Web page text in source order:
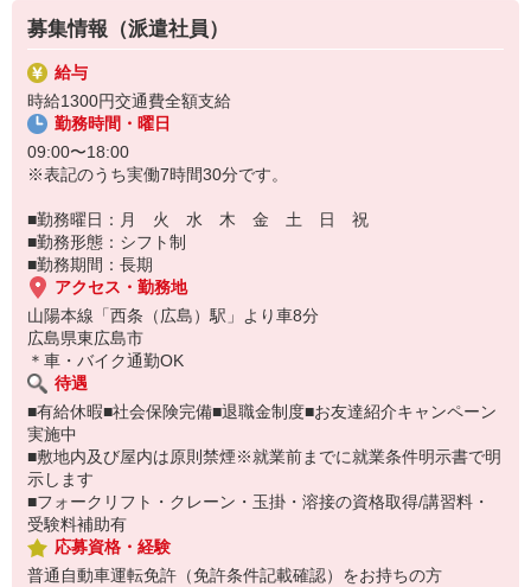
登録方法は、【オンライン】【電話】【登録会来場】の3つから
選べます♪
★★履歴書・証明写真は不要！★★
また、ご登録済の方はお仕事の紹介がスムーズです。
ご応募お待ちしています。
募集情報（派遣社員）
給与
時給1300円交通費全額支給
勤務時間・曜日
09:00〜18:00
※表記のうち実働7時間30分です。
■勤務曜日：月 火 水 木 金 土 日 祝
■勤務形態：シフト制
■勤務期間：長期
アクセス・勤務地
山陽本線「西条（広島）駅」より車8分
広島県東広島市
＊車・バイク通勤OK
待遇
■有給休暇■社会保険完備■退職金制度■お友達紹介キャンペーン
実施中
■敷地内及び屋内は原則禁煙※就業前までに就業条件明示書で明
示します
■フォークリフト・クレーン・玉掛・溶接の資格取得/講習料・
受験料補助有
応募資格・経験
普通自動車運転免許（免許条件記載確認）をお持ちの方